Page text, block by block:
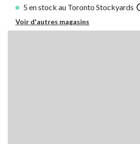
5 en stock au Toronto Stockyards
Voir d'autres magasins